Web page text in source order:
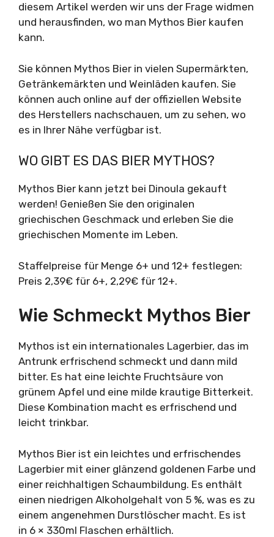
diesem Artikel werden wir uns der Frage widmen
und herausfinden, wo man Mythos Bier kaufen
kann.
Sie können Mythos Bier in vielen Supermärkten,
Getränkemärkten und Weinläden kaufen. Sie
können auch online auf der offiziellen Website
des Herstellers nachschauen, um zu sehen, wo
es in Ihrer Nähe verfügbar ist.
WO GIBT ES DAS BIER MYTHOS?
Mythos Bier kann jetzt bei Dinoula gekauft
werden! Genießen Sie den originalen
griechischen Geschmack und erleben Sie die
griechischen Momente im Leben.
Staffelpreise für Menge 6+ und 12+ festlegen:
Preis 2,39€ für 6+, 2,29€ für 12+.
Wie Schmeckt Mythos Bier
Mythos ist ein internationales Lagerbier, das im
Antrunk erfrischend schmeckt und dann mild
bitter. Es hat eine leichte Fruchtsäure von
grünem Apfel und eine milde krautige Bitterkeit.
Diese Kombination macht es erfrischend und
leicht trinkbar.
Mythos Bier ist ein leichtes und erfrischendes
Lagerbier mit einer glänzend goldenen Farbe und
einer reichhaltigen Schaumbildung. Es enthält
einen niedrigen Alkoholgehalt von 5 %, was es zu
einem angenehmen Durstlöscher macht. Es ist
in 6 × 330ml Flaschen erhältlich.